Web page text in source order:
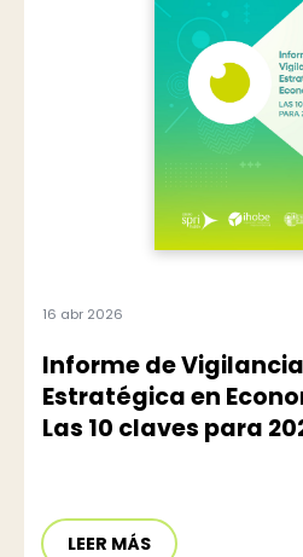
16 abr 2026
Informe de
Estratégica en
Las 10 claves para
LEER MÁS